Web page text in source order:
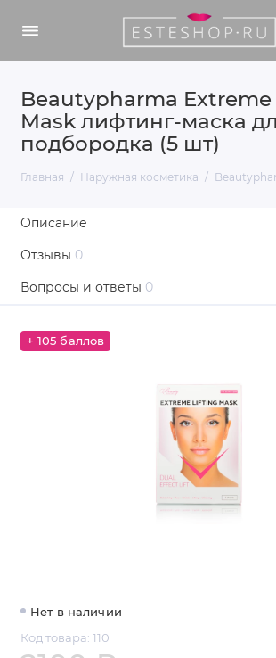
Beautypharma
Mask лифтинг-маска
подбородка (5 шт)
Главная Наружная косметика
Описание
Отзывы 0
Вопросы и ответы 0
+ 105 баллов
Нет в наличии
Код товара: 110